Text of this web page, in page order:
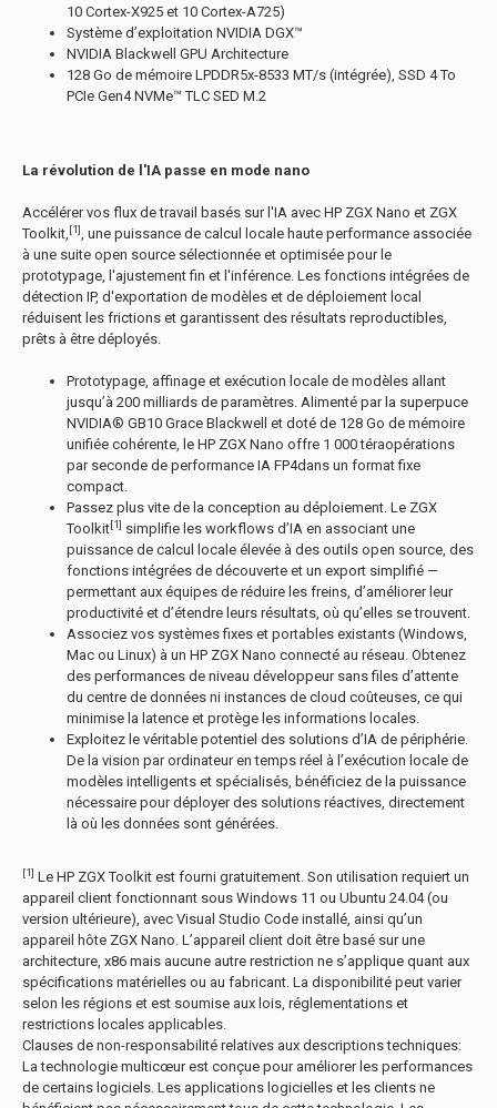
10 Cortex-X925 et 10 Cortex-A725)
Système d’exploitation NVIDIA DGX™
NVIDIA Blackwell GPU Architecture
128 Go de mémoire LPDDR5x-8533 MT/s (intégrée), SSD 4 To
PCIe Gen4 NVMe™ TLC SED M.2
La révolution de l'IA passe en mode nano
Accélérer vos flux de travail basés sur l'IA avec HP ZGX Nano et ZGX
Toolkit,[1], une puissance de calcul locale haute performance associée
à une suite open source sélectionnée et optimisée pour le
prototypage, l'ajustement fin et l'inférence. Les fonctions intégrées de
détection IP, d'exportation de modèles et de déploiement local
réduisent les frictions et garantissent des résultats reproductibles,
prêts à être déployés.
Prototypage, affinage et exécution locale de modèles allant
jusqu’à 200 milliards de paramètres. Alimenté par la superpuce
NVIDIA® GB10 Grace Blackwell et doté de 128 Go de mémoire
unifiée cohérente, le HP ZGX Nano offre 1 000 téraopérations
par seconde de performance IA FP4dans un format fixe
compact.
Passez plus vite de la conception au déploiement. Le ZGX
Toolkit[1] simplifie les workflows d’IA en associant une
puissance de calcul locale élevée à des outils open source, des
fonctions intégrées de découverte et un export simplifié —
permettant aux équipes de réduire les freins, d’améliorer leur
productivité et d’étendre leurs résultats, où qu’elles se trouvent.
Associez vos systèmes fixes et portables existants (Windows,
Mac ou Linux) à un HP ZGX Nano connecté au réseau. Obtenez
des performances de niveau développeur sans files d’attente
du centre de données ni instances de cloud coûteuses, ce qui
minimise la latence et protège les informations locales.
Exploitez le véritable potentiel des solutions d’IA de périphérie.
De la vision par ordinateur en temps réel à l’exécution locale de
modèles intelligents et spécialisés, bénéficiez de la puissance
nécessaire pour déployer des solutions réactives, directement
là où les données sont générées.
[1] Le HP ZGX Toolkit est fourni gratuitement. Son utilisation requiert un
appareil client fonctionnant sous Windows 11 ou Ubuntu 24.04 (ou
version ultérieure), avec Visual Studio Code installé, ainsi qu’un
appareil hôte ZGX Nano. L’appareil client doit être basé sur une
architecture, x86 mais aucune autre restriction ne s’applique quant aux
spécifications matérielles ou au fabricant. La disponibilité peut varier
selon les régions et est soumise aux lois, réglementations et
restrictions locales applicables.
Clauses de non-responsabilité relatives aux descriptions techniques:
La technologie multicœur est conçue pour améliorer les performances
de certains logiciels. Les applications logicielles et les clients ne